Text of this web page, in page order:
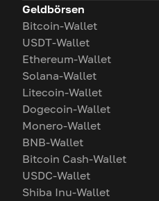
Geldbörsen
Bitcoin-Wallet
USDT-Wallet
Ethereum-Wallet
Solana-Wallet
Litecoin-Wallet
Dogecoin-Wallet
Monero-Wallet
BNB-Wallet
Bitcoin Cash-Wallet
USDC-Wallet
Shiba Inu-Wallet